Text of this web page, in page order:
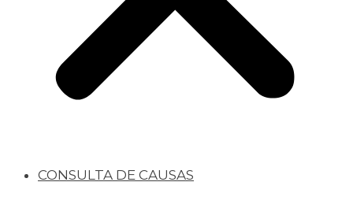
CONSULTA DE CAUSAS